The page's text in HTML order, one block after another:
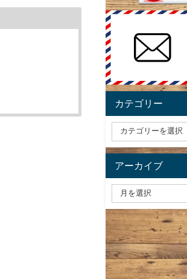
カテゴリー
アーカイブ